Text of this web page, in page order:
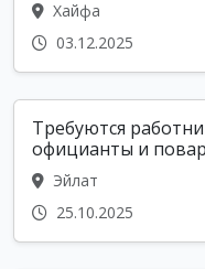
Хайфа
03.12.2025
Требуются
официанты и
Эйлат
25.10.2025